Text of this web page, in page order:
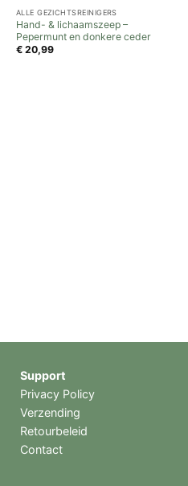
ALLE GEZICHTSREINIGERS
Hand- & lichaamszeep –
Pepermunt en donkere ceder
€20,99
Support
Privacy Policy
Verzending
Retourbeleid
Contact